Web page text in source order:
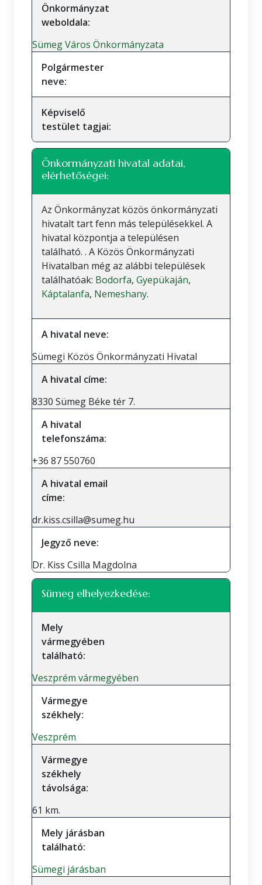
Önkormányzat
weboldala:
Sümeg Város Önkormányzata
Polgármester
neve:
Képviselő
testület tagjai:
Önkormányzati hivatal adatai,
elérhetőségei:
Az Önkormányzat közös önkormányzati
hivatalt tart fenn más településekkel. A
hivatal központja a településen
található. . A Közös Önkormányzati
Hivatalban még az alábbi települések
találhatóak: Bodorfa, Gyepükaján,
Káptalanfa, Nemeshany.
A hivatal neve:
Sümegi Közös Önkormányzati Hivatal
A hivatal címe:
8330 Sümeg Béke tér 7.
A hivatal
telefonszáma:
+36 87 550760
A hivatal email
címe:
dr.kiss.csilla@sumeg.hu
Jegyző neve:
Dr. Kiss Csilla Magdolna
Sümeg elhelyezkedése:
Mely
vármegyében
található:
Veszprém vármegyében
Vármegye
székhely:
Veszprém
Vármegye
székhely
távolsága:
61 km.
Mely járásban
található:
Sümegi járásban